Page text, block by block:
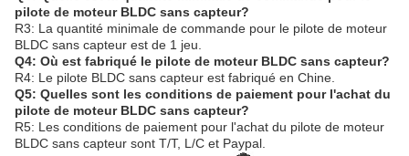
pilote de moteur BLDC sans capteur?
R3: La quantité minimale de commande pour le pilote de moteur
BLDC sans capteur est de 1 jeu.
Q4: Où est fabriqué le pilote de moteur BLDC sans capteur?
R4: Le pilote BLDC sans capteur est fabriqué en Chine.
Q5: Quelles sont les conditions de paiement pour l'achat du
pilote de moteur BLDC sans capteur?
R5: Les conditions de paiement pour l'achat du pilote de moteur
BLDC sans capteur sont T/T, L/C et Paypal.